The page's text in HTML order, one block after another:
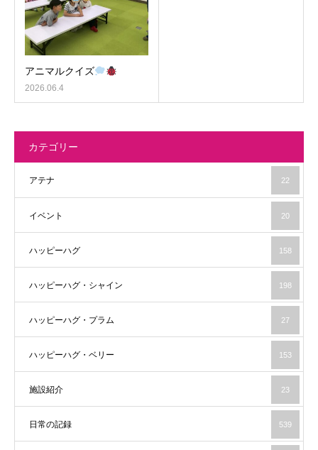
アニマルクイズ
2026.06.4
カテゴリー
アテナ 22
イベント 20
ハッピーハグ 158
ハッピーハグ・シャイン 198
ハッピーハグ・プラム 27
ハッピーハグ・ベリー 153
施設紹介 23
日常の記録 539